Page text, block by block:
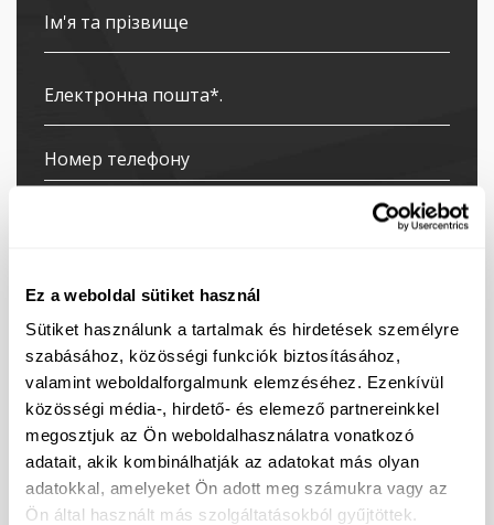
Ez a weboldal sütiket használ
Sütiket használunk a tartalmak és hirdetések személyre
szabásához, közösségi funkciók biztosításához,
valamint weboldalforgalmunk elemzéséhez. Ezenkívül
közösségi média-, hirdető- és elemező partnereinkkel
megosztjuk az Ön weboldalhasználatra vonatkozó
adatait, akik kombinálhatják az adatokat más olyan
adatokkal, amelyeket Ön adott meg számukra vagy az
Ön által használt más szolgáltatásokból gyűjtöttek.
Я підписуюсь на розсилку новин
Я даю згоду на обробку моїх персональних
даних з метою надсилання прямих маркетингових
повідомлень. Контактні дані контролера даних
можна знайтитут.